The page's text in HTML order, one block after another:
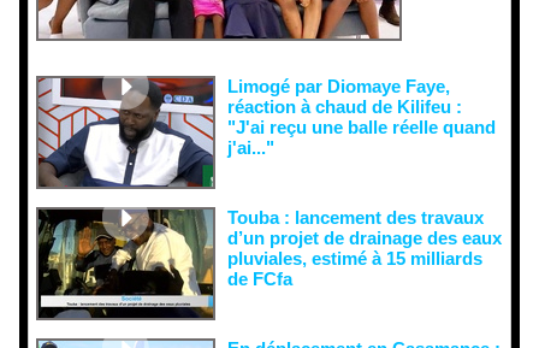
Limogé par Diomaye Faye,
réaction à chaud de Kilifeu :
"J'ai reçu une balle réelle quand
j'ai..."
Touba : lancement des travaux
d’un projet de drainage des eaux
pluviales, estimé à 15 milliards
de FCfa ‎